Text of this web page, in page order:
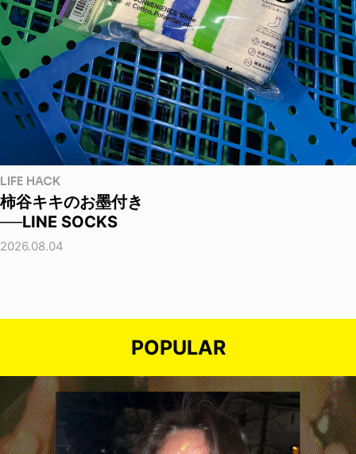
LIFE HACK
柿谷キキのお墨付き
──LINE SOCKS
2026.08.04
POPULAR